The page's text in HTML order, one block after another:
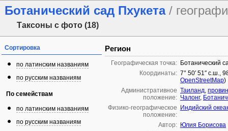
Ботанический сад Пхукета /
Таксоны с фото (18)
Сортировка
по латинским названиям
по русским названиям
По семействам
по латинским названиям
по русским названиям
Регион
Географическая точка: Ботанический
Координаты: 7° 50′ 51″ с.ш.,
OpenStreetMap)
Административное
положение:
Таиланд,
Чалонг,
Физико-географическое
положение:
Индийский
Автор: Юлия Борисова